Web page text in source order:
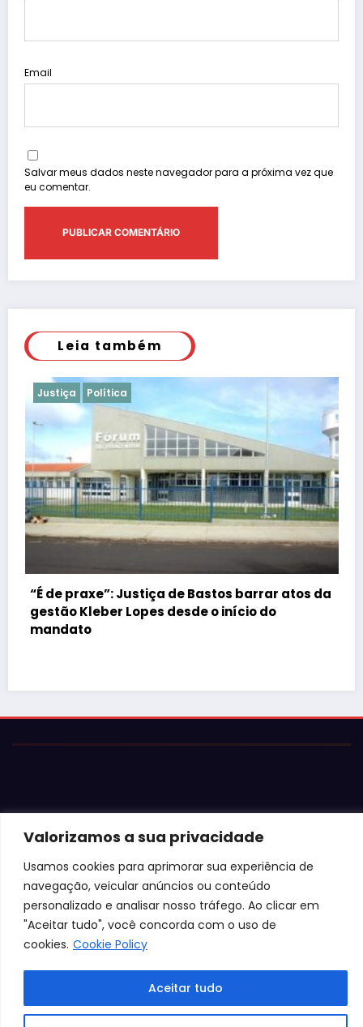
Valorizamos a sua privacidade
Usamos cookies para aprimorar sua experiência de
navegação, veicular anúncios ou conteúdo
personalizado e analisar nosso tráfego. Ao clicar em
"Aceitar tudo", você concorda com o uso de
cookies. Cookie Policy
Aceitar tudo
Email
Salvar meus dados neste navegador para a próxima vez que
eu comentar.
Leia também
barrar atos da
início do
Justiça barra Festa do Ovo em